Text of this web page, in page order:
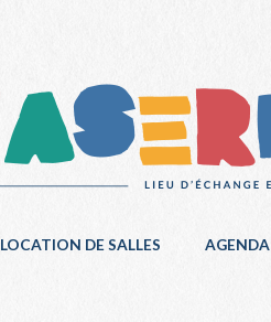
LOCATION DE SALLES AGENDA